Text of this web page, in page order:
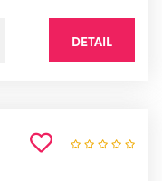
DETAIL